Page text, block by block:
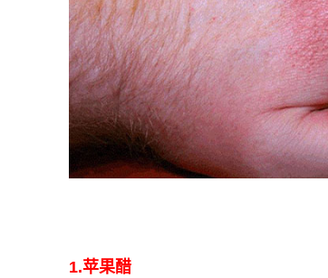
1.苹果醋